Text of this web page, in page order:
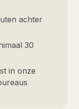
achter
30
in onze